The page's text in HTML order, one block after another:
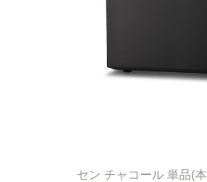
セン チャコール 単品(